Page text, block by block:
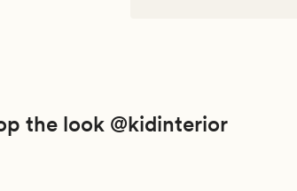
the look @kidinterior